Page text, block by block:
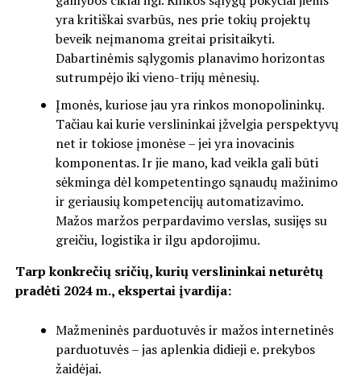
yra kritiškai svarbūs, nes prie tokių projektų
beveik neįmanoma greitai prisitaikyti.
Dabartinėmis sąlygomis planavimo horizontas
sutrumpėjo iki vieno-trijų mėnesių.
Įmonės, kuriose jau yra rinkos monopolininkų.
Tačiau kai kurie verslininkai įžvelgia perspektyvų
net ir tokiose įmonėse – jei yra inovacinis
komponentas. Ir jie mano, kad veikla gali būti
sėkminga dėl kompetentingo sąnaudų mažinimo
ir geriausių kompetencijų automatizavimo.
Mažos maržos perpardavimo verslas, susijęs su
greičiu, logistika ir ilgu apdorojimu.
Tarp konkrečių sričių, kurių verslininkai neturėtų
pradėti 2024 m., ekspertai įvardija:
Mažmeninės parduotuvės ir mažos internetinės
parduotuvės – jas aplenkia didieji e. prekybos
žaidėjai.